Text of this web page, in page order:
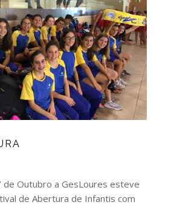
de Outubro a GesLoures esteve
de Abertura de Infantis com